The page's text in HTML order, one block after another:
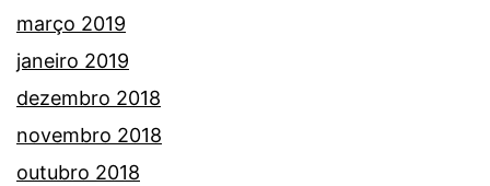
março 2019
janeiro 2019
dezembro 2018
novembro 2018
outubro 2018